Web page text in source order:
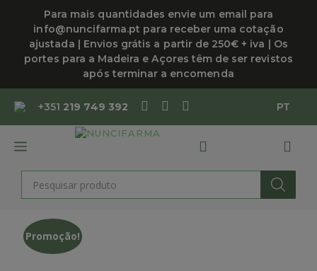
conteúdo
Para mais quantidades envie um email para
info@nuncifarma.pt para receber uma cotação
ajustada | Envios grátis a partir de 250€ + iva | Os
portes para a Madeira e Açores têm de ser revistos
após terminar a encomenda
+351 219 749 392 PT
MENU
Products
search
Promoção!